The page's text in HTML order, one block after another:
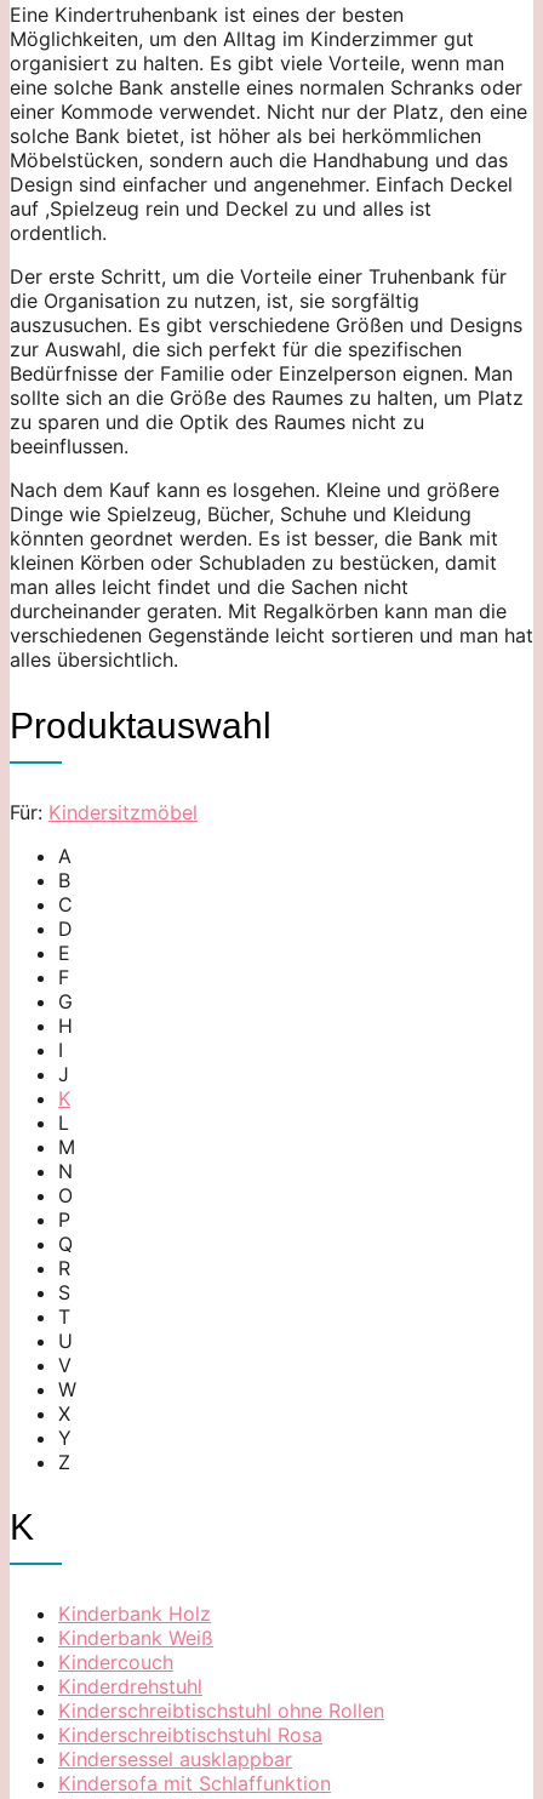
Eine Kindertruhenbank ist eines der besten
Möglichkeiten, um den Alltag im Kinderzimmer gut
organisiert zu halten. Es gibt viele Vorteile, wenn man
eine solche Bank anstelle eines normalen Schranks oder
einer Kommode verwendet. Nicht nur der Platz, den eine
solche Bank bietet, ist höher als bei herkömmlichen
Möbelstücken, sondern auch die Handhabung und das
Design sind einfacher und angenehmer. Einfach Deckel
auf ,Spielzeug rein und Deckel zu und alles ist
ordentlich.
Der erste Schritt, um die Vorteile einer Truhenbank für
die Organisation zu nutzen, ist, sie sorgfältig
auszusuchen. Es gibt verschiedene Größen und Designs
zur Auswahl, die sich perfekt für die spezifischen
Bedürfnisse der Familie oder Einzelperson eignen. Man
sollte sich an die Größe des Raumes zu halten, um Platz
zu sparen und die Optik des Raumes nicht zu
beeinflussen.
Nach dem Kauf kann es losgehen. Kleine und größere
Dinge wie Spielzeug, Bücher, Schuhe und Kleidung
könnten geordnet werden. Es ist besser, die Bank mit
kleinen Körben oder Schubladen zu bestücken, damit
man alles leicht findet und die Sachen nicht
durcheinander geraten. Mit Regalkörben kann man die
verschiedenen Gegenstände leicht sortieren und man hat
alles übersichtlich.
Produktauswahl
Für: Kindersitzmöbel
A
B
C
D
E
F
G
H
I
J
K
L
M
N
O
P
Q
R
S
T
U
V
W
X
Y
Z
K
Kinderbank Holz
Kinderbank Weiß
Kindercouch
Kinderdrehstuhl
Kinderschreibtischstuhl ohne Rollen
Kinderschreibtischstuhl Rosa
Kindersessel ausklappbar
Kindersofa mit Schlaffunktion